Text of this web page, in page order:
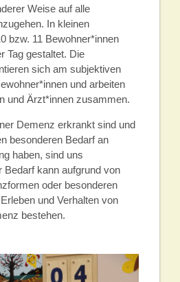
Weise auf alle
In kleinen
bzw. 11 Bewohner*innen
Tag gestaltet. Die
sich am subjektiven
und arbeiten
und Ärzt*innen zusammen.
Demenz erkrankt sind und
besonderen Bedarf an
haben, sind uns
kann aufgrund von
oder besonderen
und Verhalten von
bestehen.